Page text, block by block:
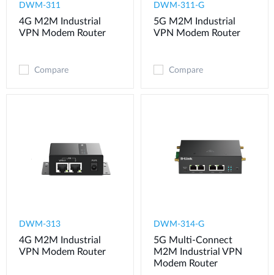
DWM-311
4G M2M Industrial
VPN Modem​ Router
Compare
​​​DWM-311-G
5G M2M Industrial
VPN Modem​ Router
Compare
DWM-313
4G M2M Industrial
VPN Modem​ Router
DWM-314-G
5G Multi-Connect
M2M Industrial VPN
Modem​ Router